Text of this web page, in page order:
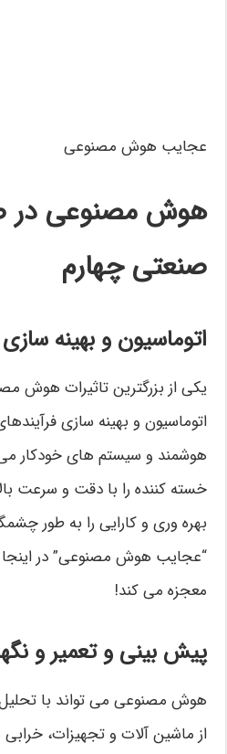
عجایب هوش مصنوعی
هوش مصنوعی در
صنعتی چهارم
اتوماسیون و بهینه سازی
یکی از بزرگترین تاثیرات هوش
اتوماسیون و بهینه سازی
هوشمند و سیستم های خودکار می
خسته کننده را با دقت و سرعت
بهره وری و کارایی را به طور
“عجایب هوش مصنوعی” در اینجا
معجزه می کند!
پیش بینی و تعمیر و
هوش مصنوعی می تواند با
از ماشین آلات و تجهیزات،